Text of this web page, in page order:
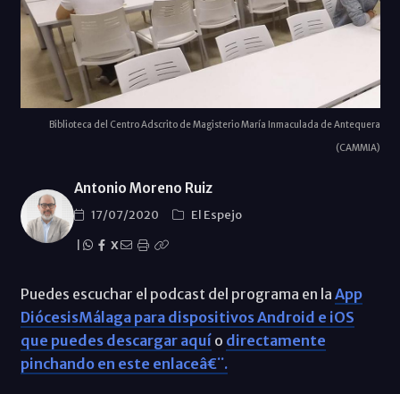
Biblioteca del Centro Adscrito de Magisterio María Inmaculada de Antequera
(CAMMIA)
Antonio Moreno Ruiz
17/07/2020
El Espejo
X
Puedes escuchar el podcast del programa en la App
DiócesisMálaga para dispositivos Android e iOS
que puedes descargar aquío directamente
pinchando en este enlaceâ€¨.